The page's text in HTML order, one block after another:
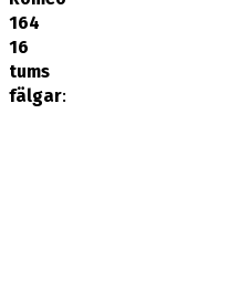
164
16
tums
fälgar: